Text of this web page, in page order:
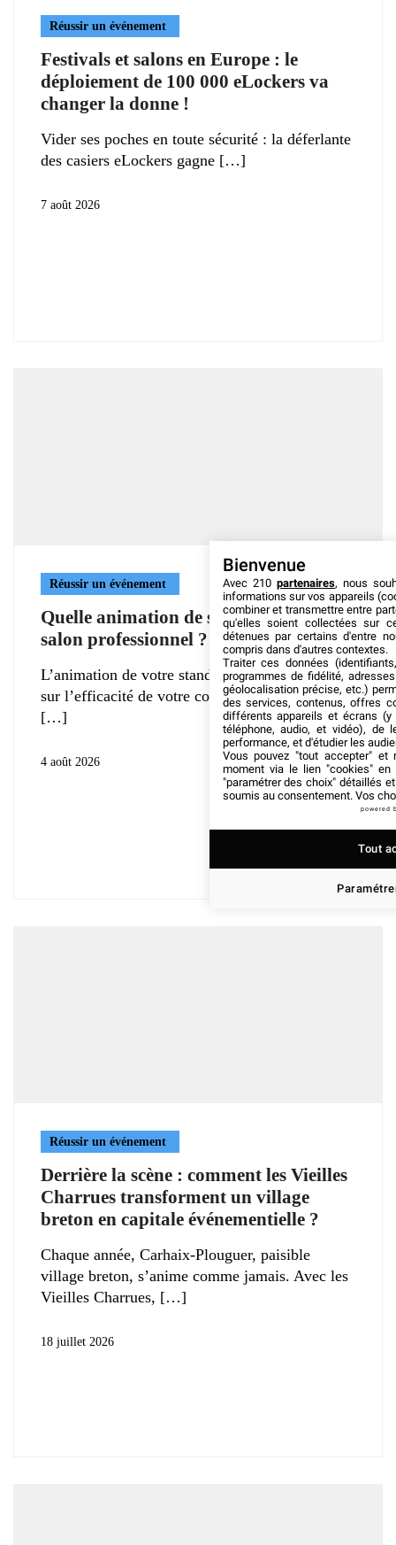
Réussir un événement
Festivals et salons en Europe : le
déploiement de 100 000 eLockers va
changer la donne !
Vider ses poches en toute sécurité : la déferlante
des casiers eLockers gagne
7 août 2026
Réussir un événement
Quelle animation de stand pendant un
salon professionnel ?
L’animation de votre stand impacte grandement
sur l’efficacité de votre communication au cours
4 août 2026
Réussir un événement
Derrière la scène : comment les Vieilles
Charrues transforment un village
breton en capitale événementielle ?
Chaque année, Carhaix-Plouguer, paisible
village breton, s’anime comme jamais. Avec les
Vieilles Charrues,
18 juillet 2026
Bienvenue
Avec 210 partenaires, nous
informations sur vos appareils
combiner et transmettre entre
qu'elles soient collectées sur
détenues par certains d'entre
compris dans d'autres contextes.
Traiter ces données
programmes de fidélité,
géolocalisation précise, etc.)
des services, contenus, offres
différents appareils et écrans (y
téléphone, audio, et vidéo), de
performance, et d'étudier les
Vous pouvez "tout accepter" et
moment via le lien "cookies" en
"paramétrer des choix" détaillés
soumis au consentement. Vos
powered
Tout